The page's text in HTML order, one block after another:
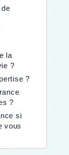
la
?
?
?
si
vous